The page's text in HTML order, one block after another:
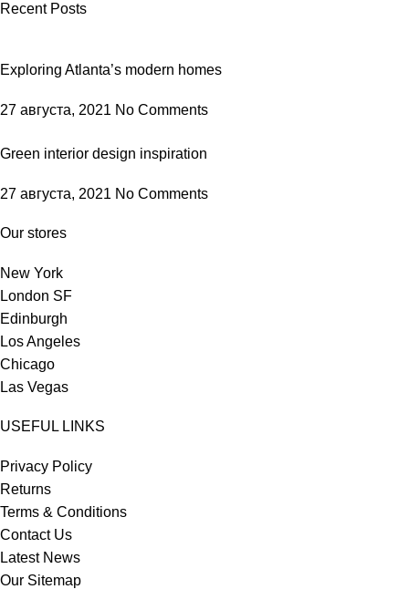
Recent Posts
Exploring Atlanta’s modern homes
27 августа, 2021 No Comments
Green interior design inspiration
27 августа, 2021 No Comments
Our stores
New York
London SF
Edinburgh
Los Angeles
Chicago
Las Vegas
USEFUL LINKS
Privacy Policy
Returns
Terms & Conditions
Contact Us
Latest News
Our Sitemap